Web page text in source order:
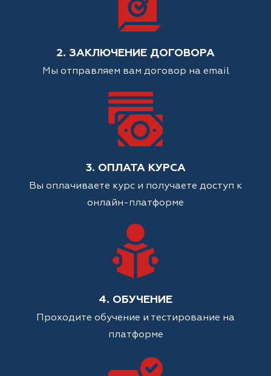
2. ЗАКЛЮЧЕНИЕ ДОГОВОРА
Мы отправляем вам договор на email
3. ОПЛАТА КУРСА
Вы оплачиваете курс и получаете доступ к
онлайн-платформе
4. ОБУЧЕНИЕ
Проходите обучение и тестирование на
платформе